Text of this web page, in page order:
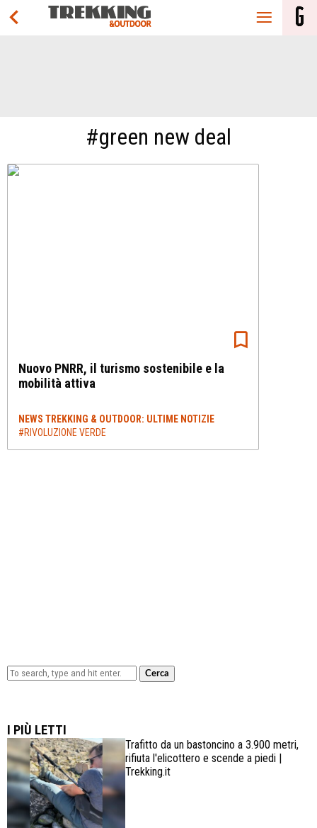
#green new deal
Nuovo PNRR, il turismo sostenibile e la
mobilità attiva
NEWS TREKKING & OUTDOOR: ULTIME NOTIZIE
#RIVOLUZIONE VERDE
Cerca
I PIÙ LETTI
Trafitto da un bastoncino a 3.900 metri,
rifiuta l'elicottero e scende a piedi |
Trekking.it